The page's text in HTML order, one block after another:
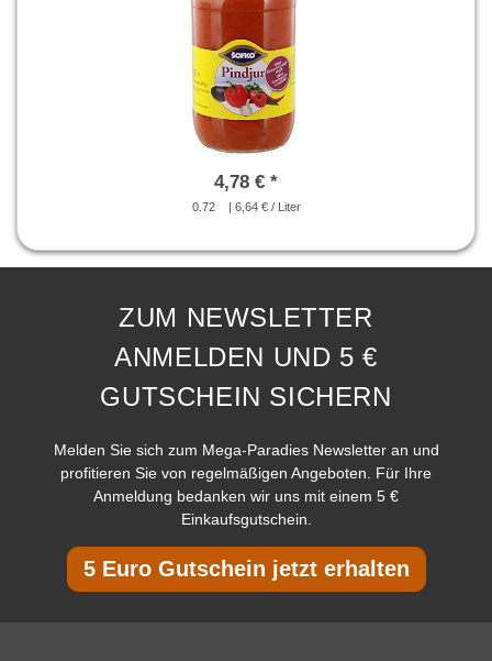
4,78 € *
0.72 | 6,64 € / Liter
ZUM NEWSLETTER
ANMELDEN UND 5 €
GUTSCHEIN SICHERN
Melden Sie sich zum Mega-Paradies Newsletter an und
profitieren Sie von regelmäßigen Angeboten. Für Ihre
Anmeldung bedanken wir uns mit einem 5 €
Einkaufsgutschein.
5 Euro Gutschein jetzt erhalten